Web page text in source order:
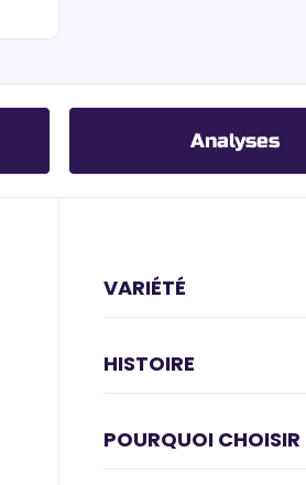
Analyses
VARIÉTÉ
HISTOIRE
POURQUOI